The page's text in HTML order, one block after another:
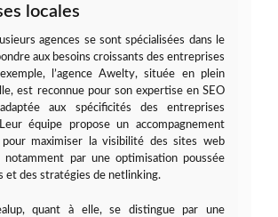
locales
agences se sont spécialisées dans le
aux besoins croissants des entreprises
l’agence Awelty, située en plein
est reconnue pour son expertise en SEO
aux spécificités des entreprises
équipe propose un accompagnement
pour maximiser la visibilité des sites web
notamment par une optimisation poussée
et des stratégies de netlinking.
quant à elle, se distingue par une